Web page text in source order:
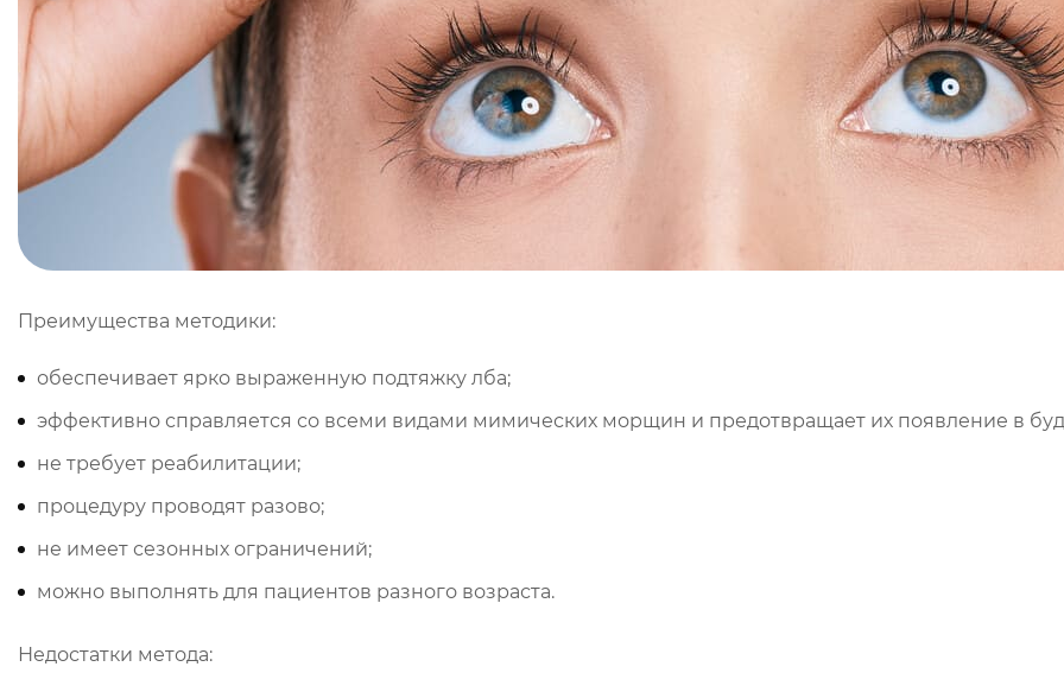
Преимущества методики:
обеспечивает ярко выраженную подтяжку лба;
эффективно справляется со всеми видами мимических морщин и предотвращает их появление в
не требует реабилитации;
процедуру проводят разово;
не имеет сезонных ограничений;
можно выполнять для пациентов разного возраста.
Недостатки метода: